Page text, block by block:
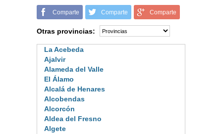
Comparte Comparte Comparte
Otras provincias:
La Acebeda
Ajalvir
Alameda del Valle
El Álamo
Alcalá de Henares
Alcobendas
Alcorcón
Aldea del Fresno
Algete